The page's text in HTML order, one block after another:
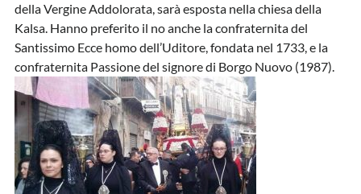
della Vergine Addolorata, sarà esposta nella chiesa della
Kalsa. Hanno preferito il no anche la confraternita del
Santissimo Ecce homo dell’Uditore, fondata nel 1733, e la
confraternita Passione del signore di Borgo Nuovo (1987).